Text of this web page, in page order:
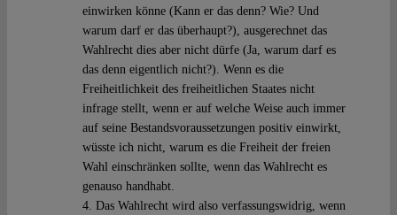
einwirken könne (Kann er das denn? Wie? Und
warum darf er das überhaupt?), ausgerechnet das
Wahlrecht dies aber nicht dürfe (Ja, warum darf es
das denn eigentlich nicht?). Wenn es die
Freiheitlichkeit des freiheitlichen Staates nicht
infrage stellt, wenn er auf welche Weise auch immer
auf seine Bestandsvoraussetzungen positiv einwirkt,
wüsste ich nicht, warum es die Freiheit der freien
Wahl einschränken sollte, wenn das Wahlrecht es
genauso handhabt.
4. Das Wahlrecht wird also verfassungswidrig, wenn